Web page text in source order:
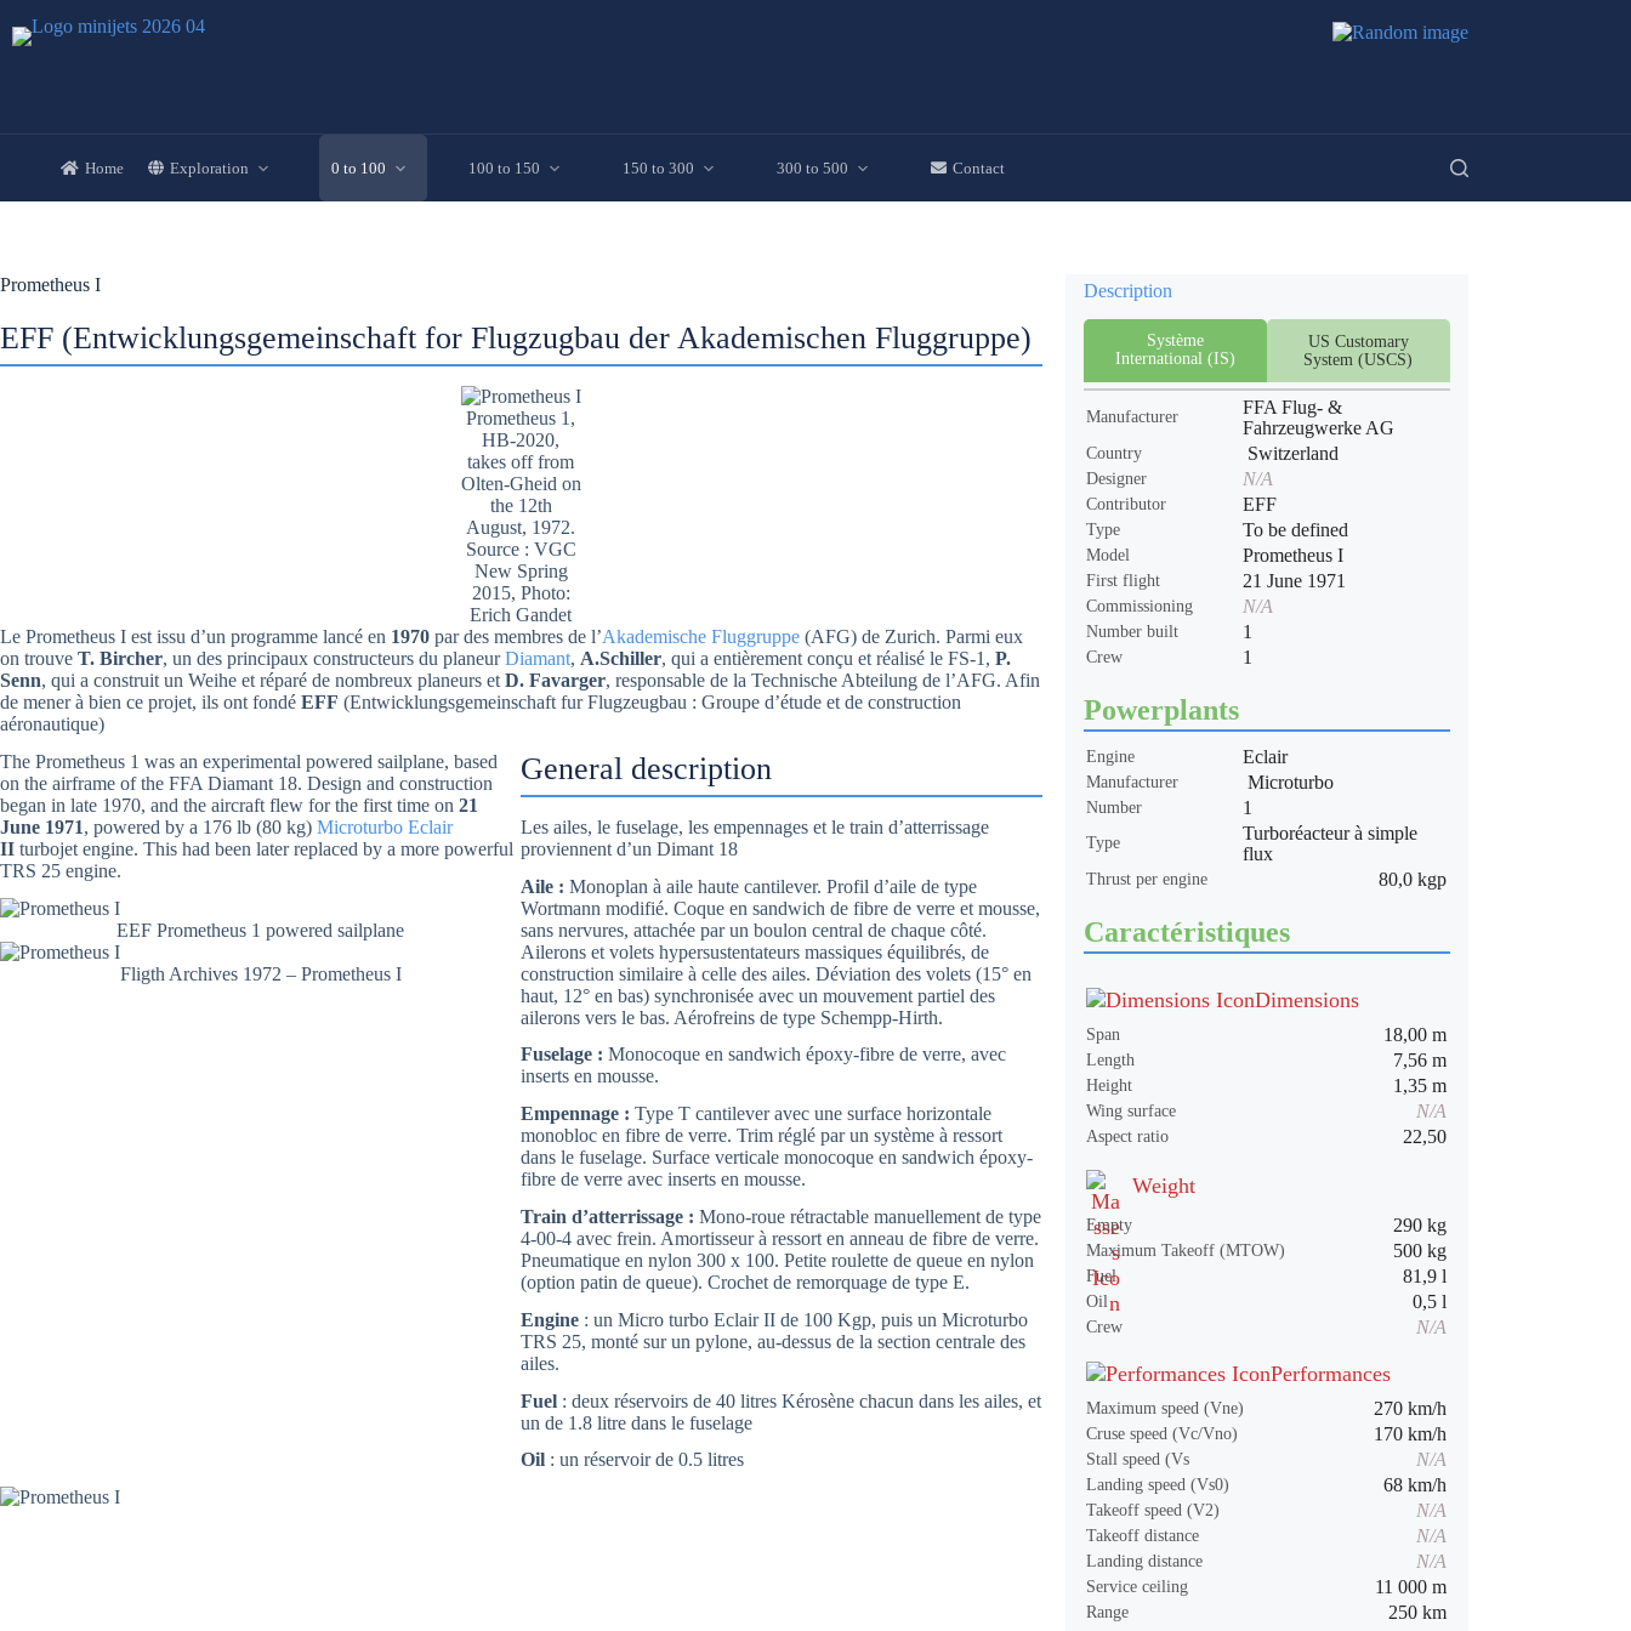
to
content
Home Exploration 0 to 100 100 to 150 150 to 300 300 to 500 Contact
Prometheus I
EFF (Entwicklungsgemeinschaft for Flugzugbau der Akademischen Fluggruppe)
Prometheus 1,
HB-2020,
takes off from
Olten-Gheid on
the 12th
August, 1972.
Source : VGC
New Spring
2015, Photo:
Erich Gandet
Le Prometheus I est issu d’un programme lancé en 1970 par des membres de l’Akademische Fluggruppe (AFG) de Zurich. Parmi eux
on trouve T. Bircher, un des principaux constructeurs du planeurDiamant, A.Schiller, qui a entièrement conçu et réalisé le FS-1, P.
Senn, qui a construit un Weihe et réparé de nombreux planeurs et D. Favarger, responsable de la Technische Abteilung de l’AFG. Afin
de mener à bien ce projet, ils ont fondé EFF (Entwicklungsgemeinschaft fur Flugzeugbau : Groupe d’étude et de construction
aéronautique)
The Prometheus 1 was an experimental powered sailplane, based
on the airframe of the FFA Diamant 18. Design and construction
began in late 1970, and the aircraft flew for the first time on 21
June 1971, powered by a 176 lb (80 kg) Microturbo Eclair
II turbojet engine. This had been later replaced by a more powerful
TRS 25 engine.
EEF Prometheus 1 powered sailplane
Fligth Archives 1972 – Prometheus I
General description
Les ailes, le fuselage, les empennages et le train d’atterrissage
proviennent d’un Dimant 18
Aile : Monoplan à aile haute cantilever. Profil d’aile de type
Wortmann modifié. Coque en sandwich de fibre de verre et mousse,
sans nervures, attachée par un boulon central de chaque côté.
Ailerons et volets hypersustentateurs massiques équilibrés, de
construction similaire à celle des ailes. Déviation des volets (15° en
haut, 12° en bas) synchronisée avec un mouvement partiel des
ailerons vers le bas. Aérofreins de type Schempp-Hirth.
Fuselage : Monocoque en sandwich époxy-fibre de verre, avec
inserts en mousse.
Empennage : Type T cantilever avec une surface horizontale
monobloc en fibre de verre. Trim réglé par un système à ressort
dans le fuselage. Surface verticale monocoque en sandwich époxy-
fibre de verre avec inserts en mousse.
Train d’atterrissage : Mono-roue rétractable manuellement de type
4-00-4 avec frein. Amortisseur à ressort en anneau de fibre de verre.
Pneumatique en nylon 300 x 100. Petite roulette de queue en nylon
(option patin de queue). Crochet de remorquage de type E.
Engine : un Micro turbo Eclair II de 100 Kgp, puis un Microturbo
TRS 25, monté sur un pylone, au-dessus de la section centrale des
ailes.
Fuel : deux réservoirs de 40 litres Kérosène chacun dans les ailes, et
un de 1.8 litre dans le fuselage
Oil : un réservoir de 0.5 litres
Description
Système
International (IS)
US Customary
System (USCS)
Manufacturer
FFA Flug- &
Fahrzeugwerke AG
Country Switzerland
Designer N/A
Contributor EFF
Type To be defined
Model Prometheus I
First flight 21 June 1971
Commissioning N/A
Number built 1
Crew 1
Powerplants
Engine Eclair
Manufacturer Microturbo
Number 1
Type
Turboréacteur à simple
flux
Thrust per engine 80,0 kgp
Caractéristiques
Dimensions
Span 18,00 m
Length 7,56 m
Height 1,35 m
Wing surface N/A
Aspect ratio 22,50
Weight
Empty 290 kg
Maximum Takeoff (MTOW) 500 kg
Fuel 81,9 l
Oil 0,5 l
Crew N/A
Performances
Maximum speed (Vne) 270 km/h
Cruse speed (Vc/Vno) 170 km/h
Stall speed (Vs N/A
Landing speed (Vs0) 68 km/h
Takeoff speed (V2) N/A
Takeoff distance N/A
Landing distance N/A
Service ceiling 11 000 m
Range 250 km